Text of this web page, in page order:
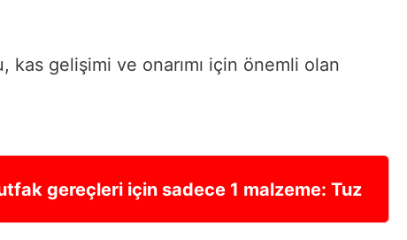
kas gelişimi ve onarımı için önemli olan
gereçleri için sadece 1 malzeme: Tuz